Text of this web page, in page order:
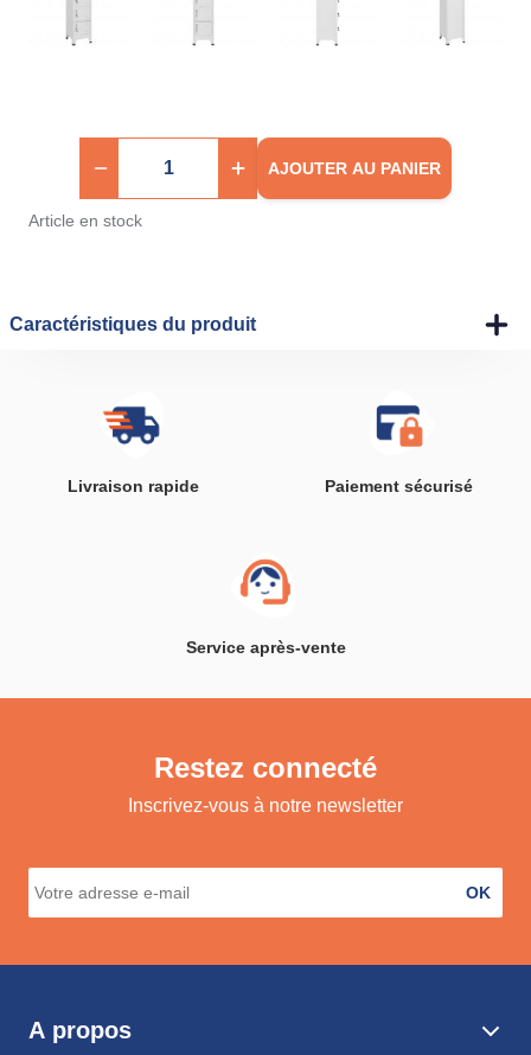
AJOUTER AU PANIER
Article en stock
Caractéristiques du produit
Livraison rapide Paiement sécurisé
Service après-vente
Restez connecté
Inscrivez-vous à notre newsletter
OK
A propos